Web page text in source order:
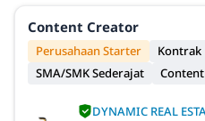
Content Creator
Perusahaan Starter
Kontrak
SMA/SMK Sederajat
DYNAMIC REAL